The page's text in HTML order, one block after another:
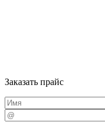
Заказать прайс